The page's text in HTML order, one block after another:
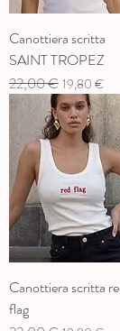
Canottiera scritta
SAINT TROPEZ
Prix original
22,00 € Prix
19,80 €
Canottiera scritta
flag